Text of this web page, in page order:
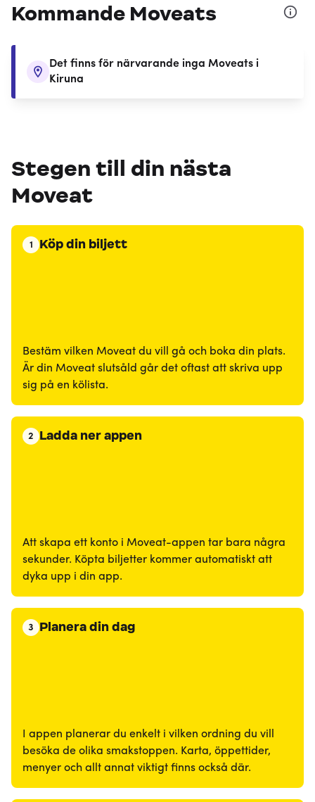
Kommande Moveats
Det finns för närvarande inga Moveats i
Kiruna
Stegen till din nästa
Moveat
1 Köp din biljett
Bestäm vilken Moveat du vill gå och boka din plats.
Är din Moveat slutsåld går det oftast att skriva upp
sig på en kölista.
2 Ladda ner appen
Att skapa ett konto i Moveat-appen tar bara några
sekunder. Köpta biljetter kommer automatiskt att
dyka upp i din app.
3 Planera din dag
I appen planerar du enkelt i vilken ordning du vill
besöka de olika smakstoppen. Karta, öppettider,
menyer och allt annat viktigt finns också där.